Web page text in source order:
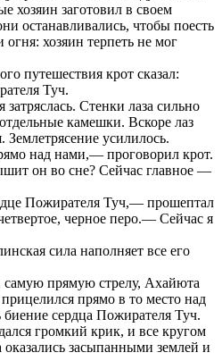
хозяин заготовил в своем
останавливались, чтобы поесть
хозяин терпеть не мог
путешествия крот сказал:
Туч.
Стенки лаза сильно
камешки. Вскоре лаз
Землетрясение усилилось.
над нами,— проговорил крот.
он во сне? Сейчас главное —
Пожирателя Туч,— прошептал
черное перо.— Сейчас я
сила наполняет все его
прямую стрелу, Ахайюта
прямо в то место над
биение сердца Пожирателя Туч.
громкий крик, и все кругом
засыпанными землей и